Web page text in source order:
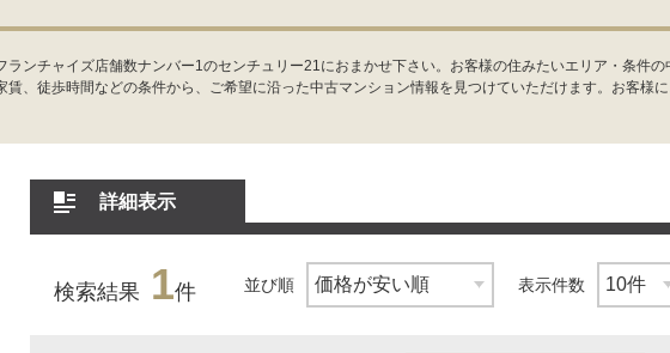
ンチャイズ店舗数ナンバー1のセンチュリー21におまかせ下さい。お客様の住みたいエリア・条件
、徒歩時間などの条件から、ご希望に沿った中古マンション情報を見つけていただけます。お客様
詳細表示
検索結果 1件 並び順 表示件数